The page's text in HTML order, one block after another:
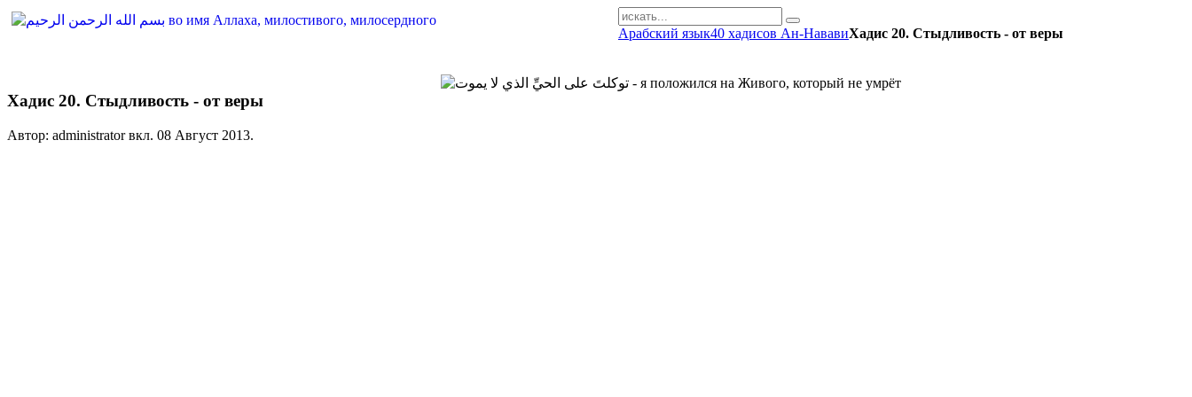
Арабский язык40 хадисов Ан-НававиХадис 20. Стыдливость - от веры
Хадис 20. Стыдливость - от веры
Автор: administrator вкл. 08 Август 2013.